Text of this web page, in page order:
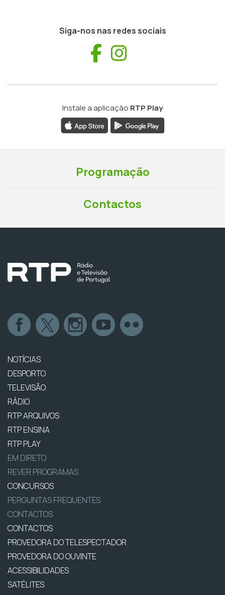
Siga-nos nas redes sociais
Facebook
Instale a aplicação RTP Play
Programação
Contactos
NOTÍCIAS
DESPORTO
TELEVISÃO
RÁDIO
RTP ARQUIVOS
RTP ENSINA
RTP PLAY
EM DIRETO
REVER PROGRAMAS
CONCURSOS
PERGUNTAS FREQUENTES
CONTACTOS
CONTACTOS
PROVEDORA DO TELESPECTADOR
PROVEDORA DO OUVINTE
ACESSIBILIDADES
SATÉLITES